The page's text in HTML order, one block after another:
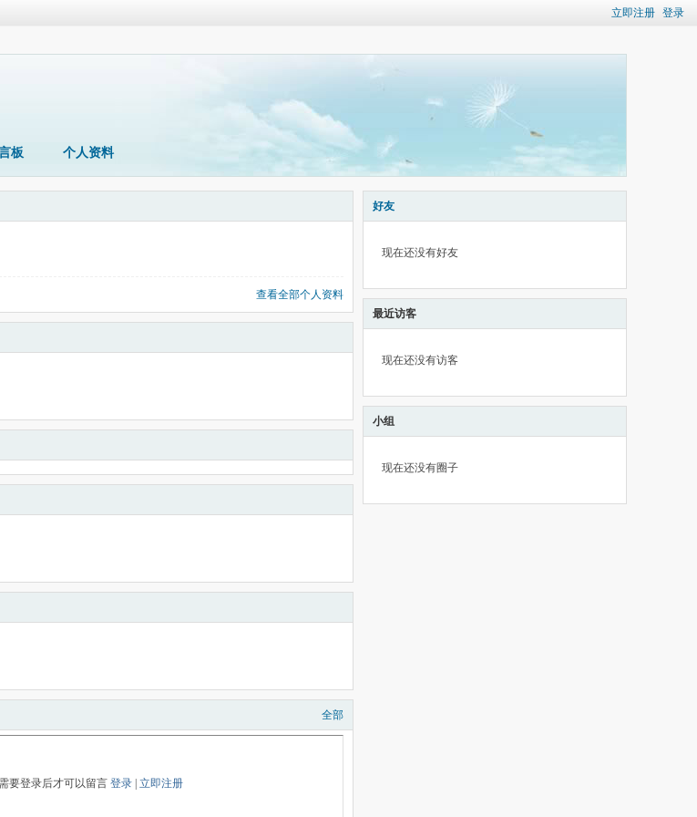
立即注册 登录
板 个人资料
查看全部个人资料
全部
要登录后才可以留言 登录| 立即注册
好友
现在还没有好友
最近访客
现在还没有访客
小组
现在还没有圈子